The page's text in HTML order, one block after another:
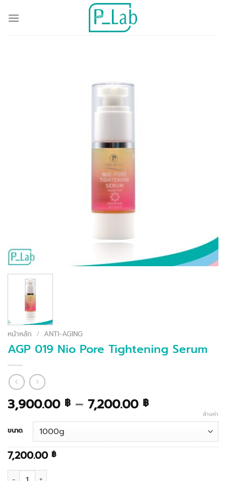
หน้าหลัก / ANTI-AGING
AGP 019 Nio Pore Tightening Serum
3,900.00 ฿ – 7,200.00 ฿Price
3,900.00 ฿
through
7,200.00 ฿
ขนาด
ล้างค่า
7,200.00 ฿
จำนวน AGP 019 Nio Pore Tightening Serum ชิ้น